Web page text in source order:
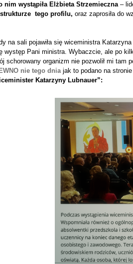
nim wystąpiła Elżbieta Strzemieczna–
tego profilu, oraz zaprosiła do
na sali pojawiła się wiceministra
występ Pani ministra. Wybaczcie, ale po
schorowany organizm nie pozwolił mi tam
nie tego dnia jak to podano na
Katarzyny Lubnauer”: